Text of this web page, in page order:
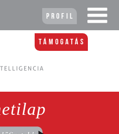
Profil
Támogatás